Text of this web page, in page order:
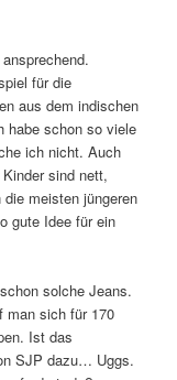
für die
aus dem indischen
habe schon so viele
ich nicht. Auch
sind nett,
meisten jüngeren
gute Idee für ein
solche Jeans.
man sich für 170
Ist das
SJP dazu… Uggs.